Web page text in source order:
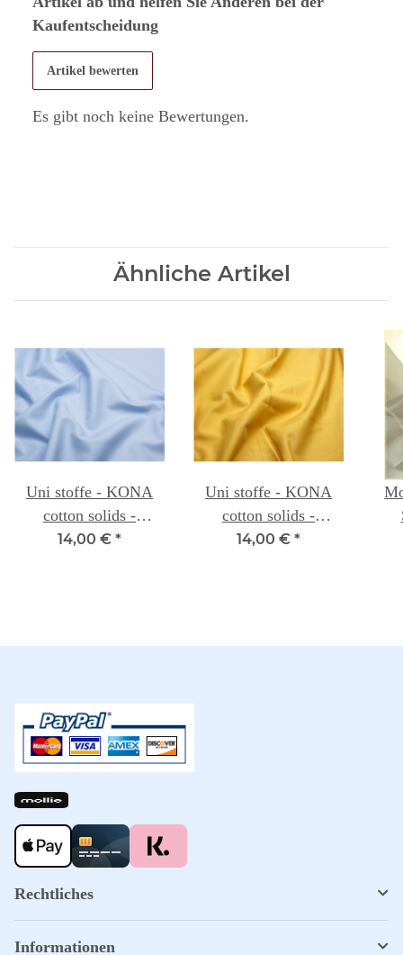
Kaufentscheidung
Artikel bewerten
Es gibt noch keine Bewertungen.
Ähnliche Artikel
Uni stoffe - KONA
cotton solids -
BLUEBERRY 067A
14,00 € *
Uni stoffe - KONA
cotton solids -
YARROW 011
14,00 € *
Rechtliches
Informationen